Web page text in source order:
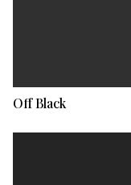
Off Black